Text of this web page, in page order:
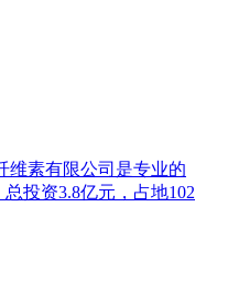
维素有限公司是专业的
投资3.8亿元，占地102